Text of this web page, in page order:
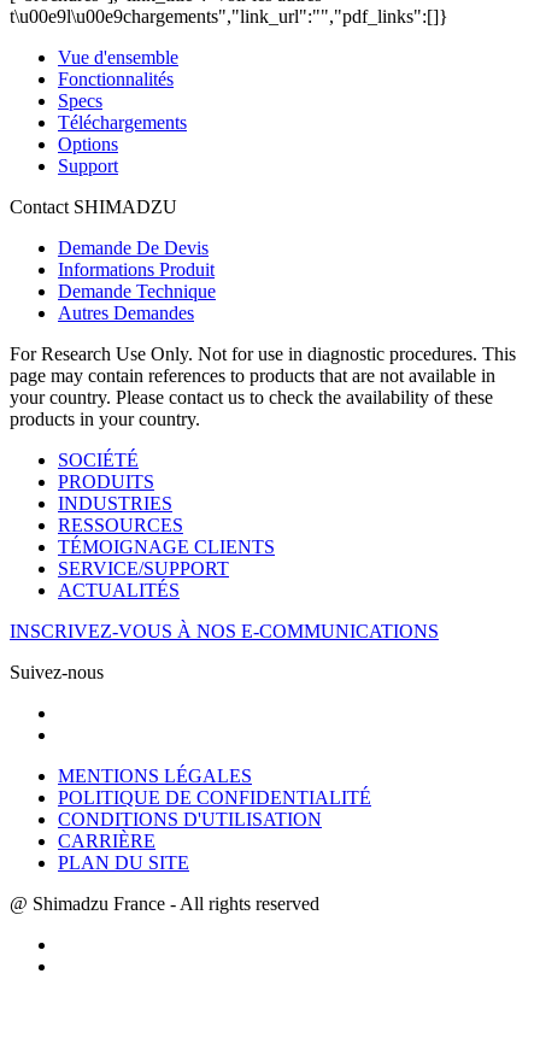
t\u00e9l\u00e9chargements","link_url":"","pdf_links":[]}
Vue d'ensemble
Fonctionnalités
Specs
Téléchargements
Options
Support
Contact SHIMADZU
Demande De Devis
Informations Produit
Demande Technique
Autres Demandes
For Research Use Only. Not for use in diagnostic procedures. This
page may contain references to products that are not available in
your country. Please contact us to check the availability of these
products in your country.
SOCIÉTÉ
PRODUITS
INDUSTRIES
RESSOURCES
TÉMOIGNAGE CLIENTS
SERVICE/SUPPORT
ACTUALITÉS
INSCRIVEZ-VOUS À NOS E-COMMUNICATIONS
Suivez-nous
MENTIONS LÉGALES
POLITIQUE DE CONFIDENTIALITÉ
CONDITIONS D'UTILISATION
CARRIÈRE
PLAN DU SITE
@ Shimadzu France - All rights reserved